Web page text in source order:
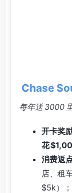
Chase
每年送 3000
开卡奖
花
消费返
店、租
$5k）；